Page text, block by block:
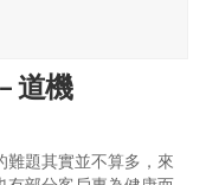
道機
難題其實並不算多，來